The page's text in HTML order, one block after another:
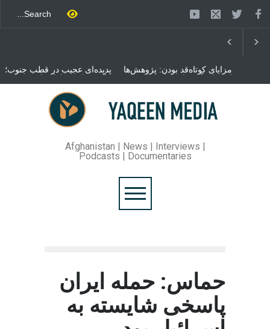
پدیده‌ای عجیب در قطب جنوب؛
پنگوئنی که هزاران بار در روز
می‌خوابد
مزایای کوتاه‌قد بودن: پژوهش‌ها
از فواید آن برای سلامتی
می‌گویند
محمدباقر قالیباف، رئیس
مجلس ایران، با انتقاد تند از
سیاست‌های دونالد ترمپ اعلام
کرد که واشنگتن تلاش دارد با
روند گفتگوها را از مسیر
مذاکره به سمت تسلیم سوق
دهد.
Afghanistan | News | Interviews |
Podcasts | Documentaries
حماس: حمله ایران
پاسخی شایسته به